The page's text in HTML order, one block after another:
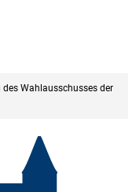
Wahlausschusses der